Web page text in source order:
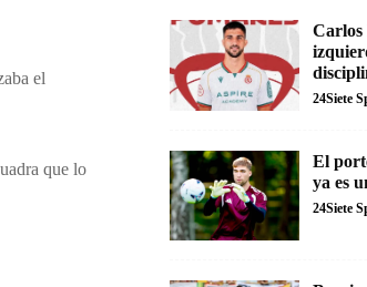
el
que lo
Carlos
24Siete
El
ya es
24Siete